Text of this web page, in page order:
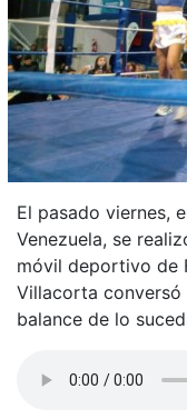
El pasado viernes,
Venezuela, se
móvil deportivo de
Villacorta conversó
balance de lo